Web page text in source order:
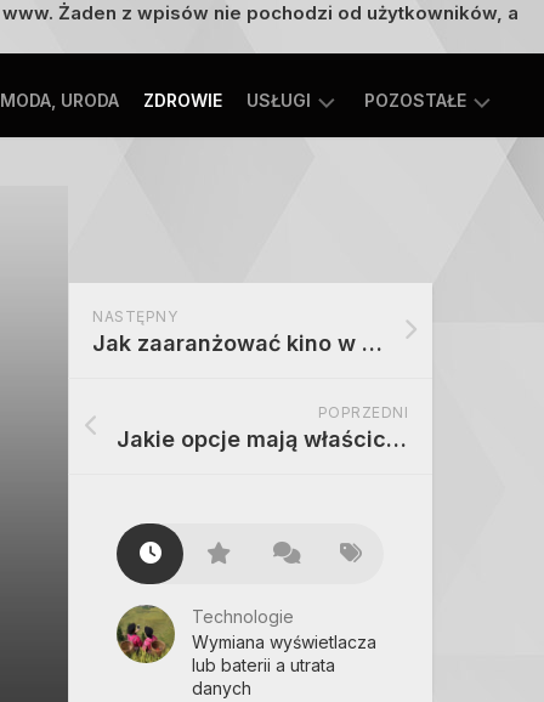
Żaden z wpisów nie pochodzi od użytkowników, a
MODA, URODA ZDROWIE USŁUGI POZOSTAŁE
TRANSPORT
NASTĘPNY
Jak zaaranżować kino w domu oraz które akcesoria wybrać?
POPRZEDNI
Jakie opcje mają właściciele domów jeśli chodzi o monitoring
Technologie
Wymiana wyświetlacza
lub baterii a utrata
danych